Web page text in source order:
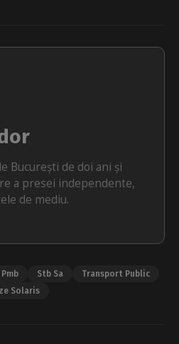
București de doi ani și
a presei independente,
de mediu.
Pmb Stb Sa
Transport Public
Solaris